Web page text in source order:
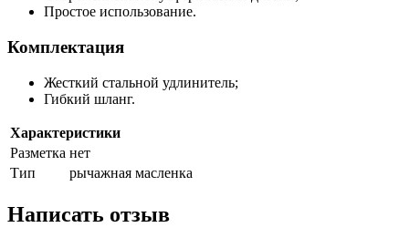
Простое использование.
Комплектация
Жесткий стальной удлинитель;
Гибкий шланг.
Характеристики
Разметка нет
Тип
рычажная масленка
Написать отзыв